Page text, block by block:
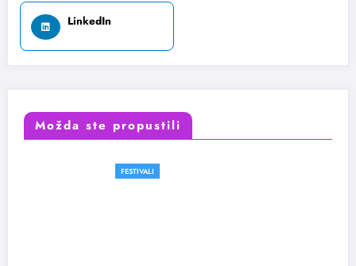
LinkedIn
Možda ste propustili
FESTIVALI